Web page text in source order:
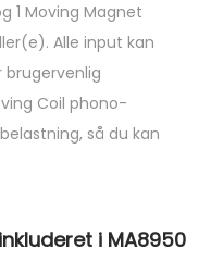
1 Moving Magnet
Alle input kan
Coil phono-
så du kan
i MA8950